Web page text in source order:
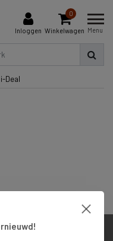
Inloggen
0
Winkelwagen Menu
Deal